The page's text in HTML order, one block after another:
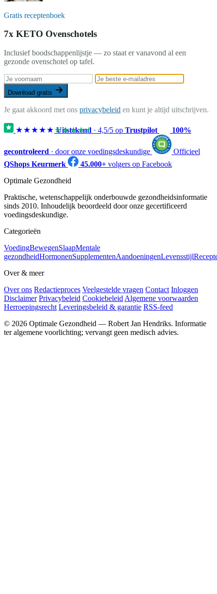
Gratis receptenboek
7x KETO Ovenschotels
Inclusief boodschappenlijstje — zo staat er vanavond al een
gezonde ovenschotel op tafel.
Download gratis
Je gaat akkoord met ons privacybeleid en kunt je altijd uitschrijven.
★★★★★★★★★★
Uitstekend · 4,5/5 op Trustpilot 100%
gecontroleerd · door onze voedingsdeskundige
Officieel
QShops Keurmerk
45.000+ volgers op Facebook
Optimale Gezondheid
Praktische, wetenschappelijk onderbouwde gezondheidsinformatie
sinds 2010. Inhoudelijk beoordeeld door onze gecertificeerd
voedingsdeskundige.
Categorieën
VoedingBewegenSlaapMentale
gezondheidHormonenSupplementenAandoeningenLevensstijl
Over & meer
Over ons Redactieproces Veelgestelde vragen Contact Inloggen
Disclaimer Privacybeleid Cookiebeleid Algemene voorwaarden
Herroepingsrecht Leveringsbeleid & garantie RSS-feed
© 2026 Optimale Gezondheid — Robert Jan Hendriks. Informatie
ter algemene voorlichting; vervangt geen medisch advies.